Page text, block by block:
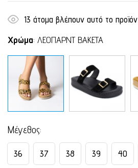
13 άτομα βλέπουν αυτό το προϊόν
Χρώμα: ΛΕΟΠΑΡΝΤ ΒΑΚΕΤΑ
Μέγεθος
36 37 38 39 40